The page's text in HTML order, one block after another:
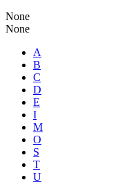
None
None
A
B
C
D
E
I
M
O
S
T
U